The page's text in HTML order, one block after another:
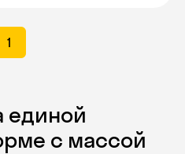
1
единой
с массой